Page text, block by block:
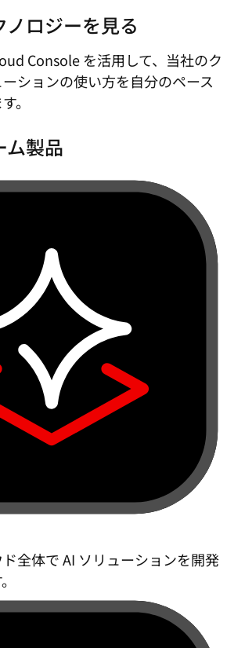
ロジーを見る
Console を活用して、当社のク
ションの使い方を自分のペース
。
ム製品
全体で AI ソリューションを開発